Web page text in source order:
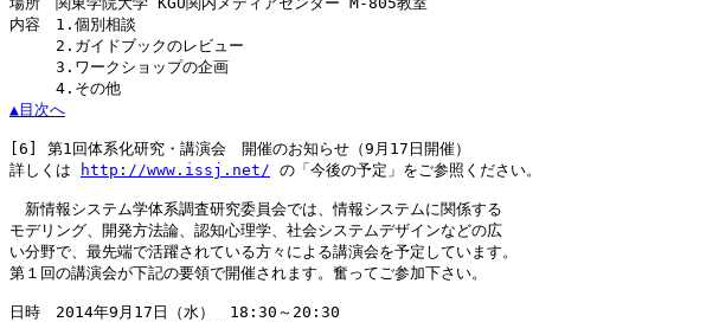
内容　1.個別相談
2.ガイドブックのレビュー
3.ワークショップの企画
▲目次へ
[6]
第1回体系化研究・講演会　開催のお知らせ（9月17日開催）
詳しくは
http://www.issj.net/ の「今後の予定」をご参照ください。
新情報システム学体系調査研究委員会では、情報システムに関係する
モデリング、開発方法論、認知心理学、社会システムデザインなどの広
い分野で、最先端で活躍されている方々による講演会を予定しています。
第１回の講演会が下記の要領で開催されます。奮ってご参加下さい。
日時　2014年9月17日（水）　18:30～20:30